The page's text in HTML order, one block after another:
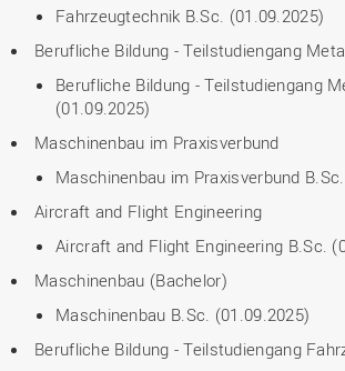
Fahrzeugtechnik B.Sc. (01.09.2025)
Berufliche Bildung - Teilstudiengang
Berufliche Bildung - Teilstudiengang
(01.09.2025)
Maschinenbau im Praxisverbund
Maschinenbau im Praxisverbund
Aircraft and Flight Engineering
Aircraft and Flight Engineering B.Sc.
Maschinenbau (Bachelor)
Maschinenbau B.Sc. (01.09.2025)
Berufliche Bildung - Teilstudiengang